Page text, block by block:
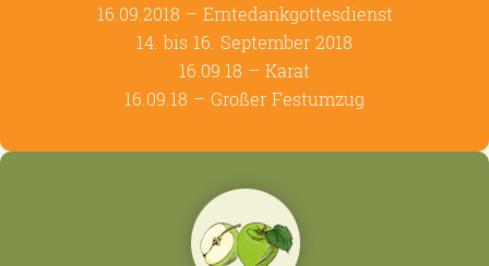
16.09.2018 – Erntedankgottesdienst
14. bis 16. September 2018
16.09.18 – Karat
16.09.18 – Großer Festumzug